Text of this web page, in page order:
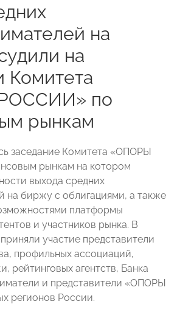
на
на
Комитета
по
рынкам
заседание Комитета «ОПОРЫ
рынкам на котором
выхода средних
на биржу с облигациями, а также
платформы
и участников рынка. В
участие представители
профильных ассоциаций,
рейтинговых агентств, Банка
и представители «ОПОРЫ
регионов России.